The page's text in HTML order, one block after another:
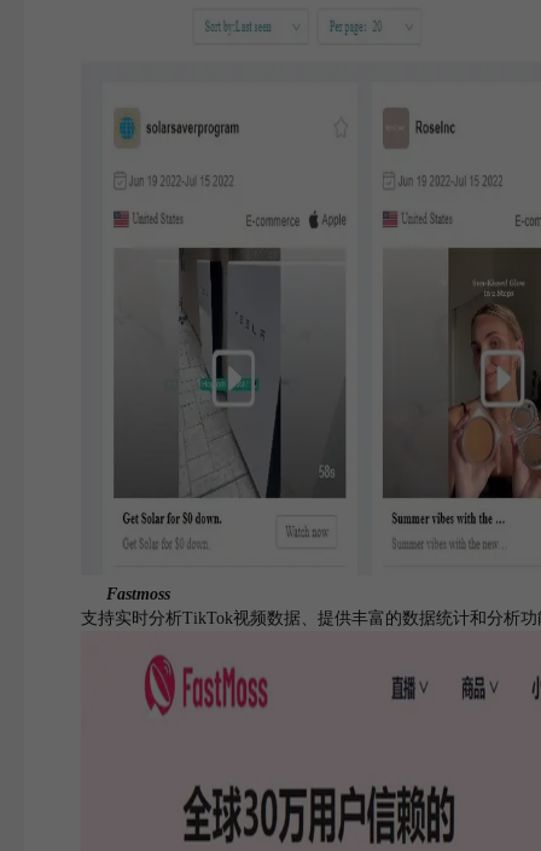
Fastmoss
支持实时分析TikTok视频数据、提供丰富的数据统计和分析